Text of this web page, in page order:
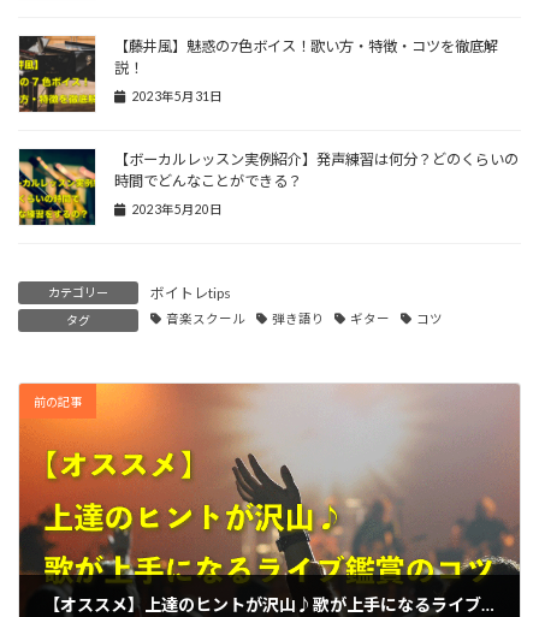
【藤井風】魅惑の7色ボイス！歌い方・特徴・コツを徹底解
説！
2023年5月31日
【ボーカルレッスン実例紹介】発声練習は何分？どのくらいの
時間でどんなことができる？
2023年5月20日
カテゴリー ボイトレtips
タグ 音楽スクール 弾き語り ギター コツ
前の記事
【オススメ】上達のヒントが沢山♪歌が上手になるライブ鑑賞のコツ